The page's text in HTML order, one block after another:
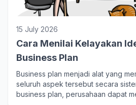
15 July 2026
Cara Menilai Kelayakan
Business Plan
Business plan menjadi alat yang
seluruh aspek tersebut secara
business plan, perusahaan dapat